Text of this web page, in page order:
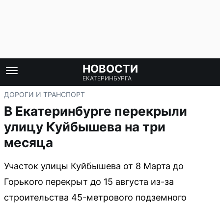
НОВОСТИ
ЕКАТЕРИНБУРГА
ДОРОГИ И ТРАНСПОРТ
В Екатеринбурге перекрыли
улицу Куйбышева на три
месяца
Участок улицы Куйбышева от 8 Марта до
Горького перекрыт до 15 августа из-за
строительства 45-метрового подземного